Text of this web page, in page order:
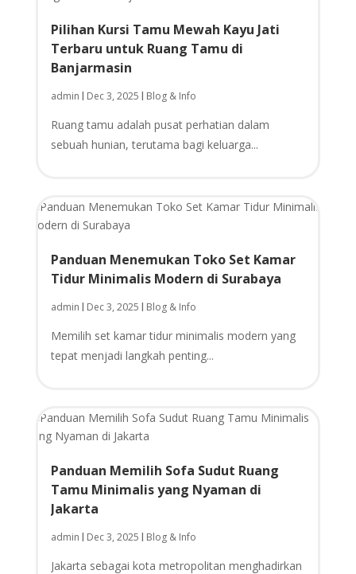
Pilihan Kursi Tamu Mewah Kayu Jati
Terbaru untuk Ruang Tamu di
Banjarmasin
admin Dec 3, 2025 Blog & Info
Ruang tamu adalah pusat perhatian dalam
sebuah hunian, terutama bagi keluarga...
Panduan Menemukan Toko Set Kamar
Tidur Minimalis Modern di Surabaya
admin Dec 3, 2025 Blog & Info
Memilih set kamar tidur minimalis modern yang
tepat menjadi langkah penting...
Panduan Memilih Sofa Sudut Ruang
Tamu Minimalis yang Nyaman di
Jakarta
admin Dec 3, 2025 Blog & Info
Jakarta sebagai kota metropolitan menghadirkan